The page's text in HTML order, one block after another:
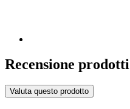
Recensione prodotti
Valuta questo prodotto